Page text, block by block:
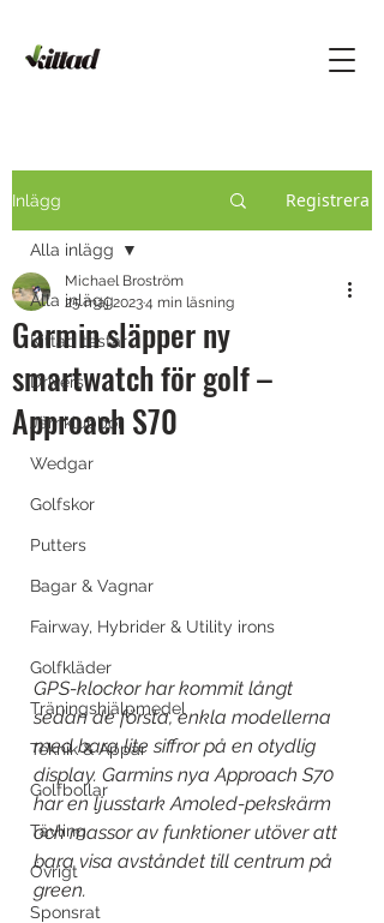
Inlägg Registrera
Alla inlägg
Kittad testar
Drivers
Järnklubbor
Wedgar
Golfskor
Putters
Bagar & Vagnar
Fairway, Hybrider & Utility irons
Golfkläder
Träningshjälpmedel
Teknik & Appar
Golfbollar
Tävling
Övrigt
Sponsrat
Alla inlägg
Garmin släpper ny
smartwatch för golf –
Approach S70
Michael Broström
25 maj 20234 min läsning
GPS-klockor har kommit långt
sedan de första, enkla modellerna
med bara lite siffror på en otydlig
display. Garmins nya Approach S70
har en ljusstark Amoled-pekskärm
och massor av funktioner utöver att
bara visa avståndet till centrum på
green.